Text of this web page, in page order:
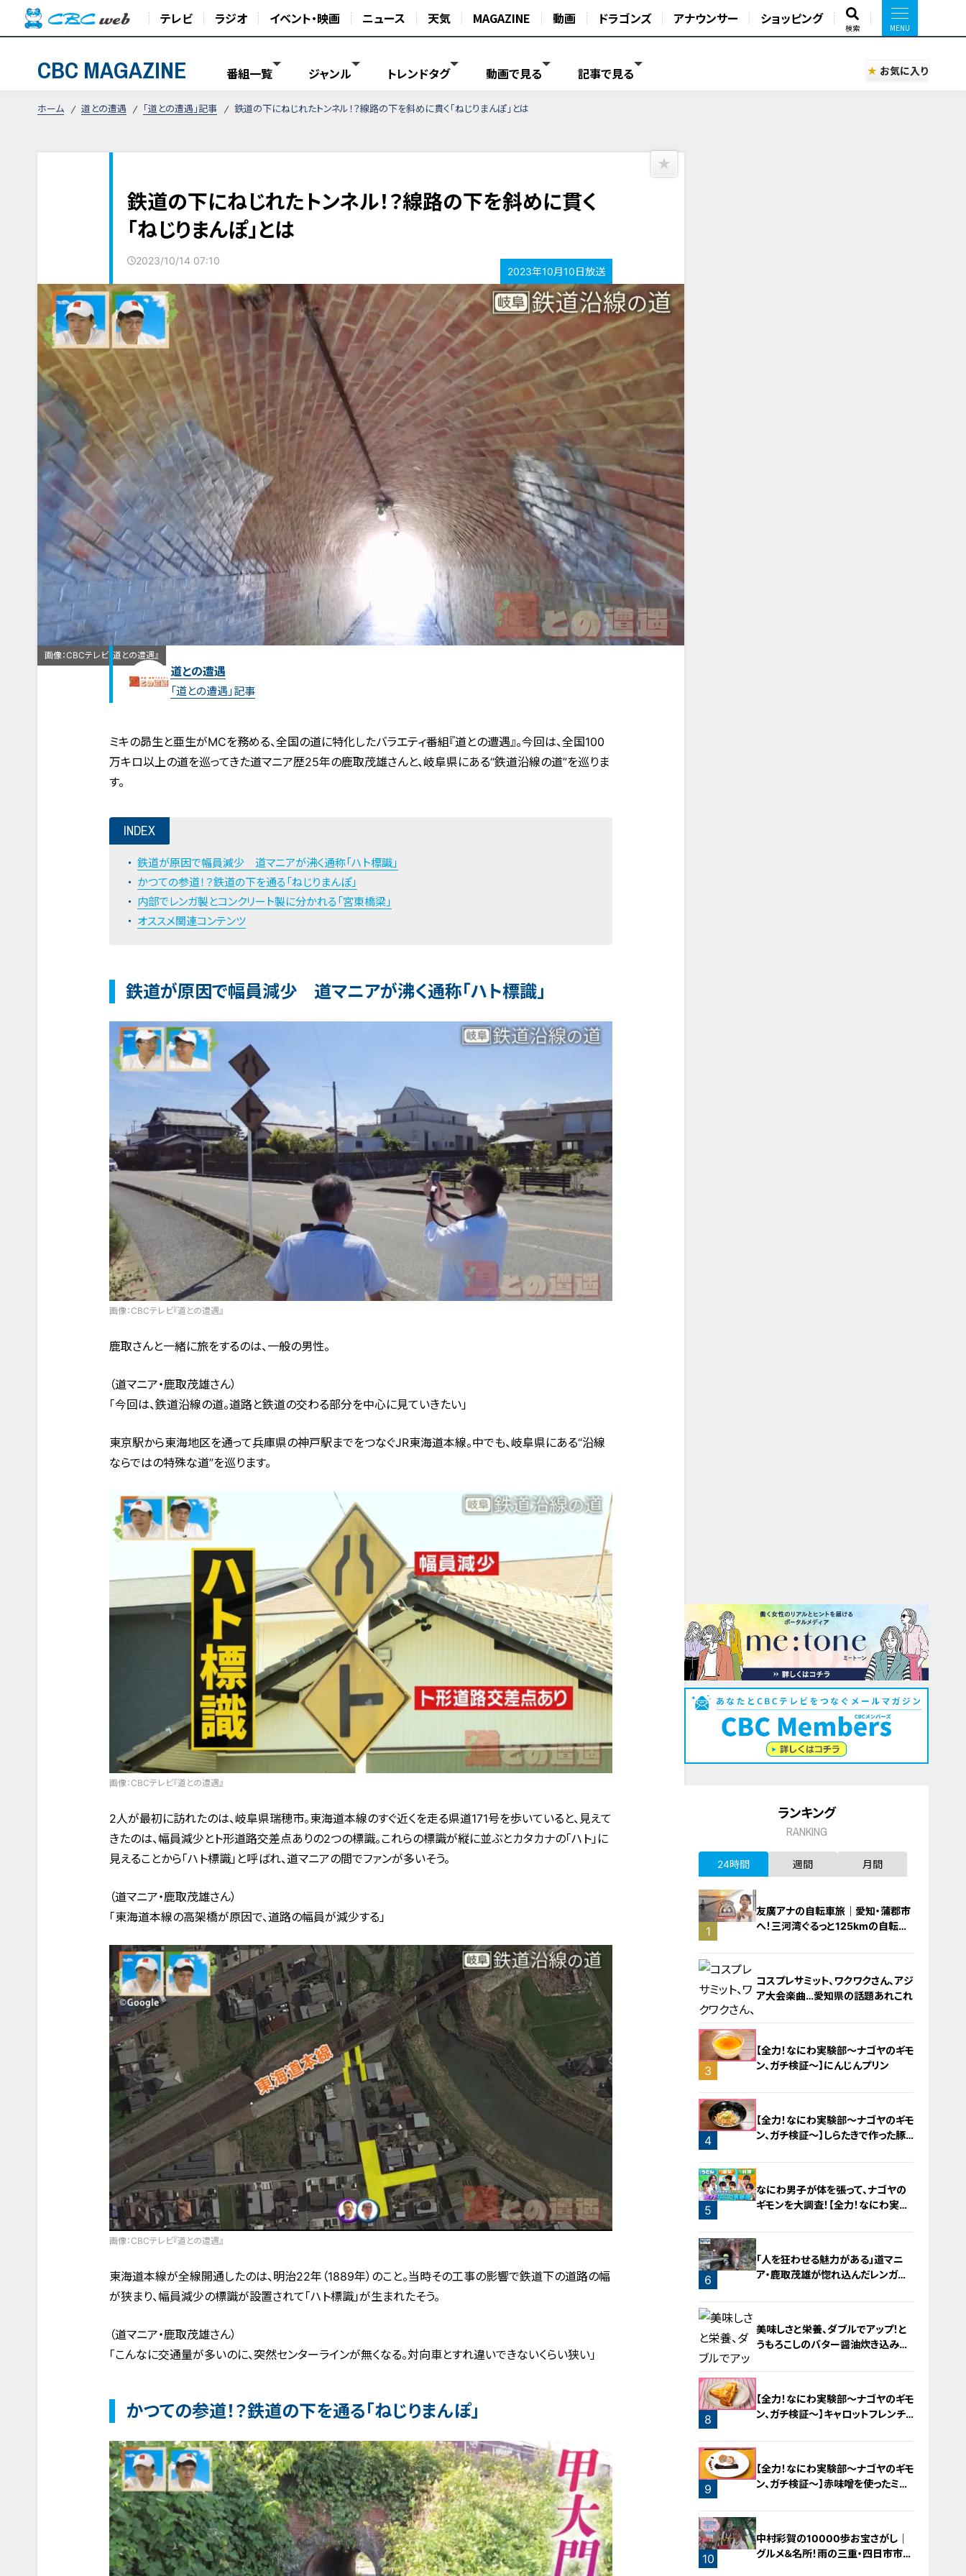
テレビ ラジオ イベント・映画 ニュース 天気 MAGAZINE 動画 ドラゴンズ アナウンサー ショッピング
検索
CBC MAGAZINE 番組一覧 ジャンル トレンドタグ 動画で見る 記事で見る お気に入り
ホーム 道との遭遇 「道との遭遇」記事 鉄道の下にねじれたトンネル！？線路の下を斜めに貫く「ねじりまんぽ」とは
鉄道の下にねじれたトンネル！？線路の下を斜めに貫く
「ねじりまんぽ」とは
2023/10/14 07:10
2023年10月10日放送
画像：CBCテレビ『道との遭遇』
道との遭遇
「道との遭遇」記事
ミキの昴生と亜生がMCを務める、全国の道に特化したバラエティ番組『道との遭遇』。今回は、全国100
万キロ以上の道を巡ってきた道マニア歴25年の鹿取茂雄さんと、岐阜県にある“鉄道沿線の道”を巡りま
す。
INDEX
鉄道が原因で幅員減少 道マニアが沸く通称「ハト標識」
かつての参道！？鉄道の下を通る「ねじりまんぽ」
内部でレンガ製とコンクリート製に分かれる「宮東橋梁」
オススメ関連コンテンツ
鉄道が原因で幅員減少 道マニアが沸く通称「ハト標識」
画像：CBCテレビ『道との遭遇』
鹿取さんと一緒に旅をするのは、一般の男性。
（道マニア・鹿取茂雄さん）
「今回は、鉄道沿線の道。道路と鉄道の交わる部分を中心に見ていきたい」
東京駅から東海地区を通って兵庫県の神戸駅までをつなぐJR東海道本線。中でも、岐阜県にある“沿線
ならではの特殊な道”を巡ります。
画像：CBCテレビ『道との遭遇』
2人が最初に訪れたのは、岐阜県瑞穂市。東海道本線のすぐ近くを走る県道171号を歩いていると、見えて
きたのは、幅員減少とト形道路交差点ありの2つの標識。これらの標識が縦に並ぶとカタカナの「ハト」に
見えることから「ハト標識」と呼ばれ、道マニアの間でファンが多いそう。
（道マニア・鹿取茂雄さん）
「東海道本線の高架橋が原因で、道路の幅員が減少する」
画像：CBCテレビ『道との遭遇』
東海道本線が全線開通したのは、明治22年（1889年）のこと。当時その工事の影響で鉄道下の道路の幅
が狭まり、幅員減少の標識が設置されて「ハト標識」が生まれたそう。
（道マニア・鹿取茂雄さん）
「こんなに交通量が多いのに、突然センターラインが無くなる。対向車とすれ違いできないくらい狭い」
かつての参道！？鉄道の下を通る「ねじりまんぽ」
ランキング
RANKING
24時間 週間 月間
1
友廣アナの自転車旅｜愛知・蒲郡市
へ！三河湾ぐるっと125kmの自転車
2
コスプレサミット、ワクワクさん、アジ
ア大会楽曲…愛知県の話題あれこれ
3
【全力！なにわ実験部～ナゴヤのギモ
ン、ガチ検証～】にんじんプリン
4
【全力！なにわ実験部～ナゴヤのギモ
ン、ガチ検証～】しらたきで作った豚
5
なにわ男子が体を張って、ナゴヤの
ギモンを大調査！【全力！なにわ実験
6
「人を狂わせる魅力がある」道マニ
ア・鹿取茂雄が惚れ込んだレンガの
7
美味しさと栄養、ダブルでアップ！と
うもろこしのバター醤油炊き込みご
8
【全力！なにわ実験部～ナゴヤのギモ
ン、ガチ検証～】キャロットフレンチ
9
【全力！なにわ実験部～ナゴヤのギモ
ン、ガチ検証～】赤味噌を使ったミル
10
中村彩賀の10000歩お宝さがし｜
グルメ＆名所！雨の三重・四日市市で